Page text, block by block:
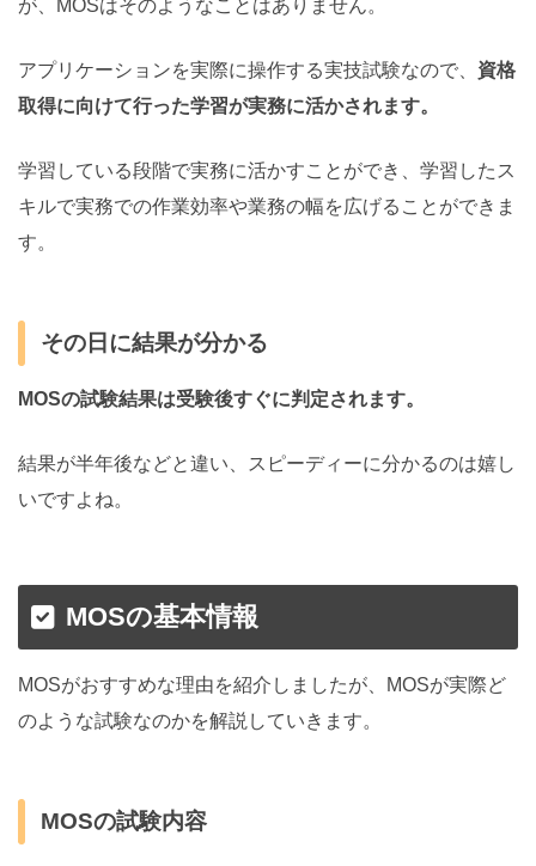
が、MOSはそのようなことはありません。
アプリケーションを実際に操作する実技試験なので、 資格
取得に向けて行った学習が実務に活かされます。
学習している段階で実務に活かすことができ、学習したス
キルで実務での作業効率や業務の幅を広げることができま
す。
その日に結果が分かる
MOSの試験結果は受験後すぐに判定されます。
結果が半年後などと違い、スピーディーに分かるのは嬉し
いですよね。
MOSの基本情報
MOSがおすすめな理由を紹介しましたが、MOSが実際ど
のような試験なのかを解説していきます。
MOSの試験内容